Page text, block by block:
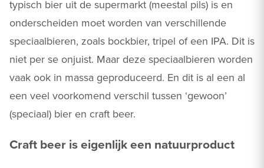
typisch bier uit de supermarkt (meestal pils) is en
onderscheiden moet worden van verschillende
speciaalbieren, zoals bockbier, tripel of een IPA. Dit is
niet per se onjuist. Maar deze speciaalbieren worden
vaak ook in massa geproduceerd. En dit is al een al
een veel voorkomend verschil tussen ‘gewoon’
(speciaal) bier en craft beer.
Craft beer is eigenlijk een natuurproduct